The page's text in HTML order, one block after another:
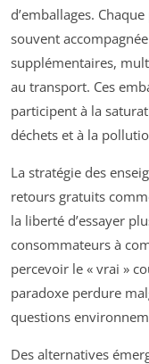
d’emballages.
souvent
supplémentaires,
au transport. Ces
participent à la
déchets et à la
La stratégie des
retours gratuits
la liberté d’essayer
consommateurs à
percevoir le « vrai »
paradoxe perdure
questions
Des alternatives